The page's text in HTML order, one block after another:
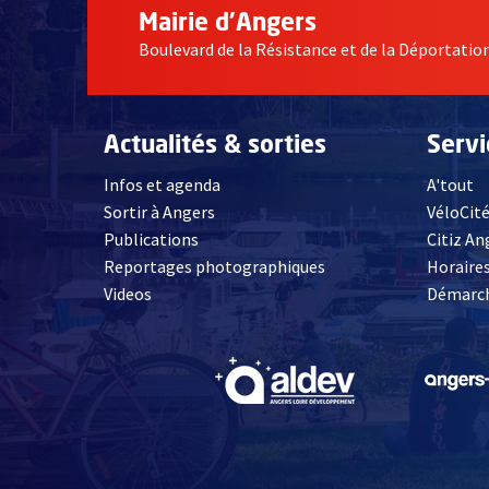
Mairie d'Angers
Boulevard de la Résistance et de la Déportation
Actualités & sorties
Infos et agenda
Sortir à Angers
Publications
Reportages photographiques
Videos, Ouvre une nouvelle fenêtre
A'tout
VéloCité
Citiz
, Ouvre une